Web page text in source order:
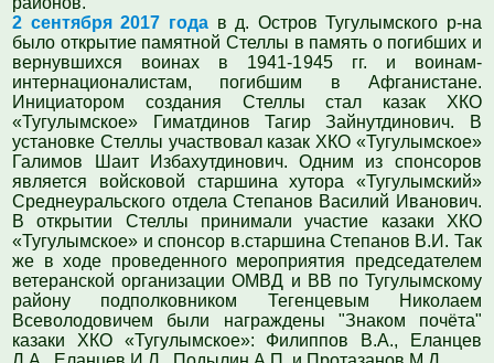
2 сентября 2017 года в д. Остров Тугулымского р-на
было открытие памятной Стеллы в память о погибших и
вернувшихся воинах в 1941-1945 гг. и воинам-
интернационалистам, погибшим в Афганистане.
Инициатором создания Стеллыстал казак ХКО
«Тугулымское» Гиматдинов Тагир Зайнутдинович. В
установке Стеллы участвовал казак ХКО «Тугулымское»
Галимов Шаит Избахутдинович. Одним из спонсоров
является войсковой старшина хутора «Тугулымский»
Среднеуральского отдела Степанов Василий Иванович.
Воткрытии Стеллы принимали участие казаки ХКО
«Тугулымское» и спонсор в.старшина Степанов В.И. Так
же в ходе проведенного мероприятия председателем
ветеранской организации ОМВД и ВВ по Тугулымскому
району подполковником Тегенцевым Николаем
Всеволодовичем были награждены "Знаком почёта"
казаки ХКО «Тугулымское»: Филиппов В.А., Еланцев